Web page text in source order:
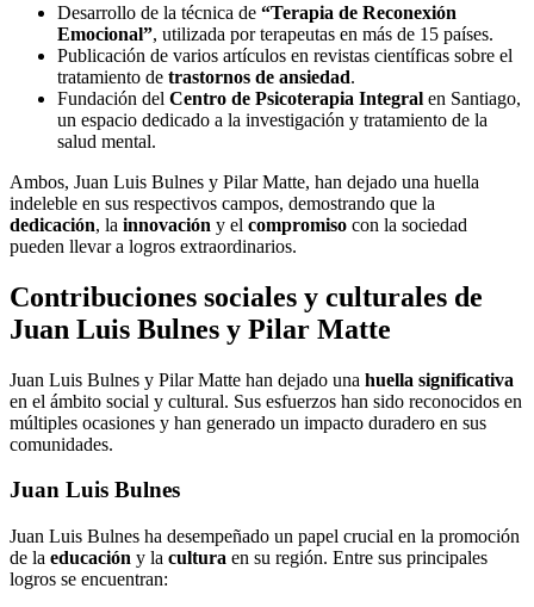
Desarrollo de la técnica de “Terapia de Reconexión
Emocional”, utilizada por terapeutas en más de 15 países.
Publicación de varios artículos en revistas científicas sobre el
tratamiento de trastornos de ansiedad.
Fundación del Centro de Psicoterapia Integral en Santiago,
un espacio dedicado a la investigación y tratamiento de la
salud mental.
Ambos, Juan Luis Bulnes y Pilar Matte, han dejado una huella
indeleble en sus respectivos campos, demostrando que la
dedicación, la innovación y el compromiso con la sociedad
pueden llevar a logros extraordinarios.
Contribuciones sociales y culturales de
Juan Luis Bulnes y Pilar Matte
Juan Luis Bulnes y Pilar Matte han dejado una huella significativa
en el ámbito social y cultural. Sus esfuerzos han sido reconocidos en
múltiples ocasiones y han generado un impacto duradero en sus
comunidades.
Juan Luis Bulnes
Juan Luis Bulnes ha desempeñado un papel crucial en la promoción
de la educación y la cultura en su región. Entre sus principales
logros se encuentran: